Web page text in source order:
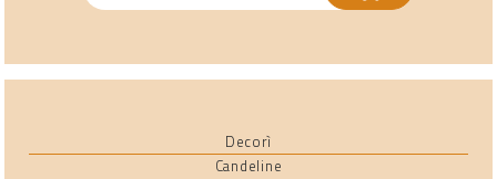
Decorì
Candeline